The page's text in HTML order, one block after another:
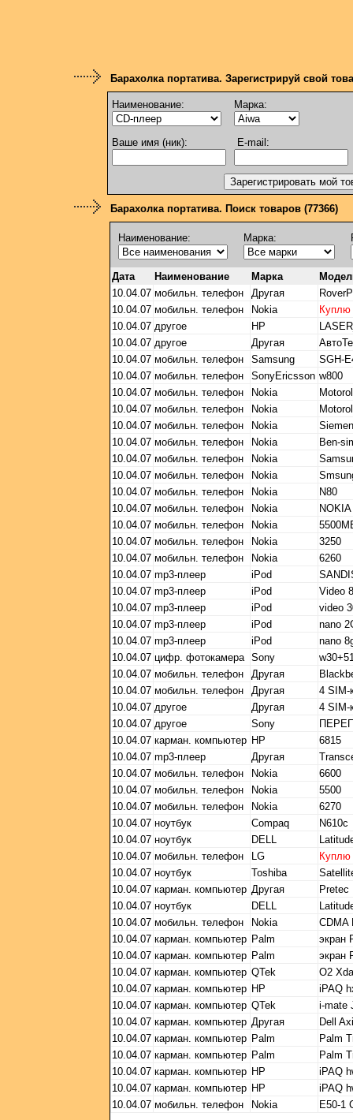
Барахолка портатива. Зарегистрируй свой
Наименование: Марка:
Ваше имя (ник): E-mail:
Барахолка портатива. Поиск товаров (77366)
Наименование: Марка:
Дата Наименование Марка
10.04.07 мобильн. телефон Другая
10.04.07 мобильн. телефон Nokia Куплю
10.04.07 другое HP
10.04.07 другое Другая
10.04.07 мобильн. телефон Samsung
SGH-
10.04.07 мобильн. телефон SonyEricsson w800
10.04.07 мобильн. телефон Nokia
10.04.07 мобильн. телефон Nokia
10.04.07 мобильн. телефон Nokia
10.04.07 мобильн. телефон Nokia
Ben-
10.04.07 мобильн. телефон Nokia
10.04.07 мобильн. телефон Nokia
10.04.07 мобильн. телефон Nokia
N80
10.04.07 мобильн. телефон Nokia
10.04.07 мобильн. телефон Nokia
10.04.07 мобильн. телефон Nokia
3250
10.04.07 мобильн. телефон Nokia
6260
10.04.07 mp3-плеер iPod
10.04.07 mp3-плеер iPod
Video
10.04.07 mp3-плеер iPod
video
10.04.07 mp3-плеер iPod
nano
10.04.07 mp3-плеер iPod
nano
10.04.07 цифр. фотокамера Sony
10.04.07 мобильн. телефон Другая
10.04.07 мобильн. телефон Другая
4 SIM-
10.04.07 другое Другая
4 SIM-
10.04.07 другое Sony
10.04.07 карман. компьютер HP
6815
10.04.07 mp3-плеер Другая
10.04.07 мобильн. телефон Nokia
6600
10.04.07 мобильн. телефон Nokia
5500
10.04.07 мобильн. телефон Nokia
6270
10.04.07 ноутбук Compaq
N610c
10.04.07 ноутбук DELL
10.04.07 мобильн. телефон LG Куплю
10.04.07 ноутбук Toshiba
10.04.07 карман. компьютер Другая
10.04.07 ноутбук DELL
10.04.07 мобильн. телефон Nokia
CDMA
10.04.07 карман. компьютер Palm
экран
10.04.07 карман. компьютер Palm
экран
10.04.07 карман. компьютер QTek
O2
10.04.07 карман. компьютер HP
iPAQ
10.04.07 карман. компьютер QTek
i-mate
10.04.07 карман. компьютер Другая
Dell
10.04.07 карман. компьютер Palm
Palm
10.04.07 карман. компьютер Palm
Palm
10.04.07 карман. компьютер HP
iPAQ
10.04.07 карман. компьютер HP
iPAQ
10.04.07 мобильн. телефон Nokia E50-1